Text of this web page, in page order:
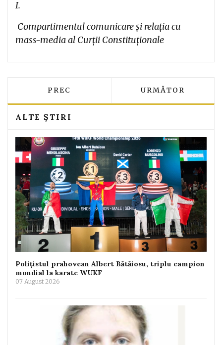
I.
Compartimentul comunicare și relația cu
mass-media al Curții Constituționale
ARTICOL PRECEDENT: VICTOR PONTA
PREC ARTICOLUL
URMĂTOR
ALTE ȘTIRI
Polițistul prahovean Albert Bătăiosu, triplu campion
mondial la karate WUKF
07 August 2026